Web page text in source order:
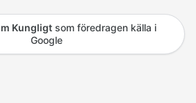
Kungligtsom föredragen källa i
Google